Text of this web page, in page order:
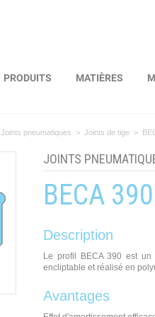
PRODUITS MATIÈRES
Joints pneumatiques > Joints de tige >
JOINTS
BECA 390
Description
Le profil BECA 390 est un
encliptable et réalisé en
Avantages